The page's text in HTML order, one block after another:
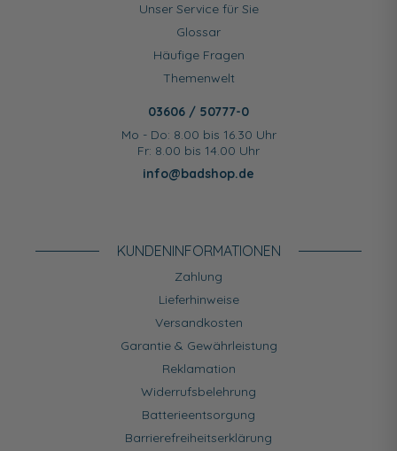
Unser Service für Sie
Glossar
Häufige Fragen
Themenwelt
03606 / 50777-0
Mo - Do: 8.00 bis 16.30 Uhr
Fr: 8.00 bis 14.00 Uhr
info@badshop.de
KUNDEN­INFORMATIONEN
Zahlung
Lieferhinweise
Versandkosten
Garantie & Gewährleistung
Reklamation
Widerrufsbelehrung
Batterieentsorgung
Barrierefreiheitserklärung